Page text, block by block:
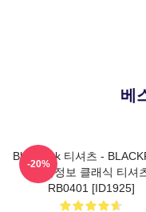
베
Blackpink 티셔츠 -
제품정보 클래식 티셔
RB0401 [ID1925]
-20%